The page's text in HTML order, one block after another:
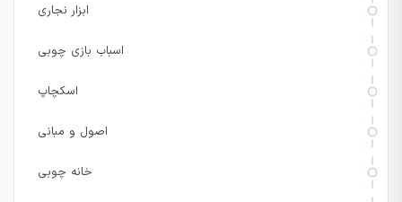
ابزار نجاری
اسباب بازی چوبی
اسکچاپ
اصول و مبانی
خانه چوبی